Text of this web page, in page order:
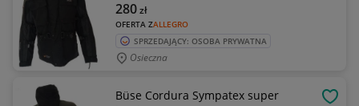
OFERTA ZALLEGRO
280zł
SPRZEDAJĄCY: OSOBA PRYWATNA
Osieczna
Büse Cordura Sympatex super